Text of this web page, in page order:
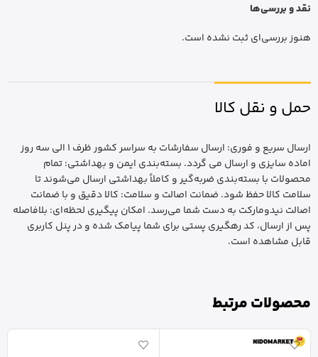
نقد و بررسی‌ها
هنوز بررسی‌ای ثبت نشده است.
حمل و نقل کالا
ارسال سریع و فوری: ارسال سفارشات به سراسر کشور ظرف 1 الی سه روز
اماده سایزی و ارسال می گردد. بسته‌بندی ایمن و بهداشتی: تمام
محصولات با بسته‌بندی ضربه‌گیر و کاملاً بهداشتی ارسال می‌شوند تا
سلامت کالا حفظ شود. ضمانت اصالت و سلامت: کالا دقیق و با ضمانت
اصالت نیدومارکت به دست شما می‌رسد. امکان پیگیری لحظه‌ای: بلافاصله
پس از ارسال، کد رهگیری پستی برای شما پیامک شده و در پنل کاربری
قابل مشاهده است.
محصولات مرتبط